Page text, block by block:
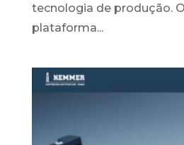
tecnologia de produção.
plataforma...